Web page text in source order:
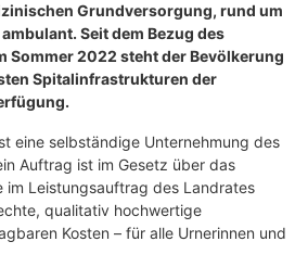
Grundversorgung, rund um
Seit dem Bezug des
Sommer 2022 steht der Bevölkerung
Spitalinfrastrukturen der
eine selbständige Unternehmung des
Auftrag ist im Gesetz über das
im Leistungsauftrag des Landrates
qualitativ hochwertige
Kosten – für alle Urnerinnen und